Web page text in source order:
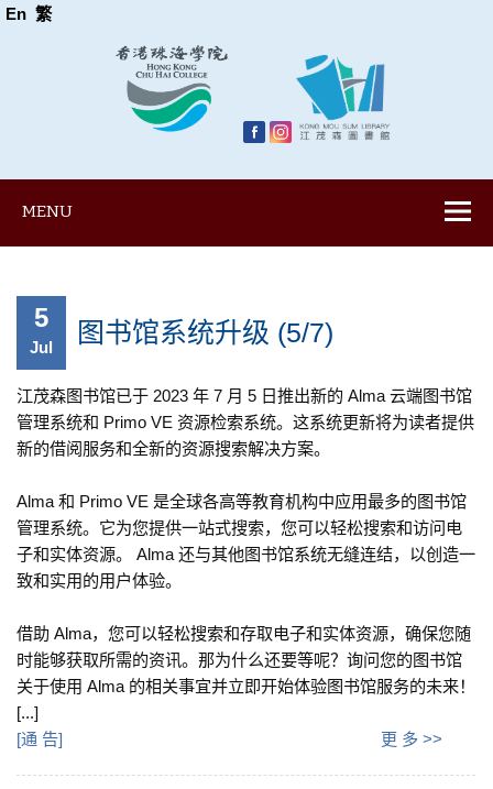
En 繁
MENU
5
Jul 图书馆系统升级 (5/7)
江茂森图书馆已于 2023 年 7 月 5 日推出新的 Alma 云端图书馆
管理系统和 Primo VE 资源检索系统。这系统更新将为读者提供
新的借阅服务和全新的资源搜索解决方案。
Alma 和 Primo VE 是全球各高等教育机构中应用最多的图书馆
管理系统。它为您提供一站式搜索，您可以轻松搜索和访问电
子和实体资源。 Alma 还与其他图书馆系统无缝连结，以创造一
致和实用的用户体验。
借助 Alma，您可以轻松搜索和存取电子和实体资源，确保您随
时能够获取所需的资讯。那为什么还要等呢？询问您的图书馆
关于使用 Alma 的相关事宜并立即开始体验图书馆服务的未来！
[...]
[通 告] 更 多 >>